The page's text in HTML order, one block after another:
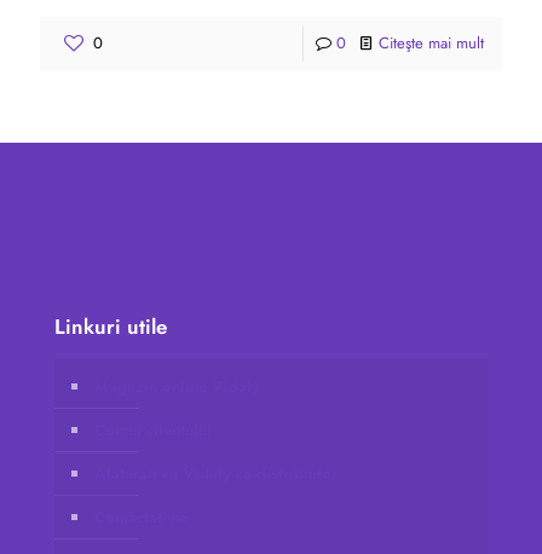
0 0 Citeşte mai mult
Linkuri utile